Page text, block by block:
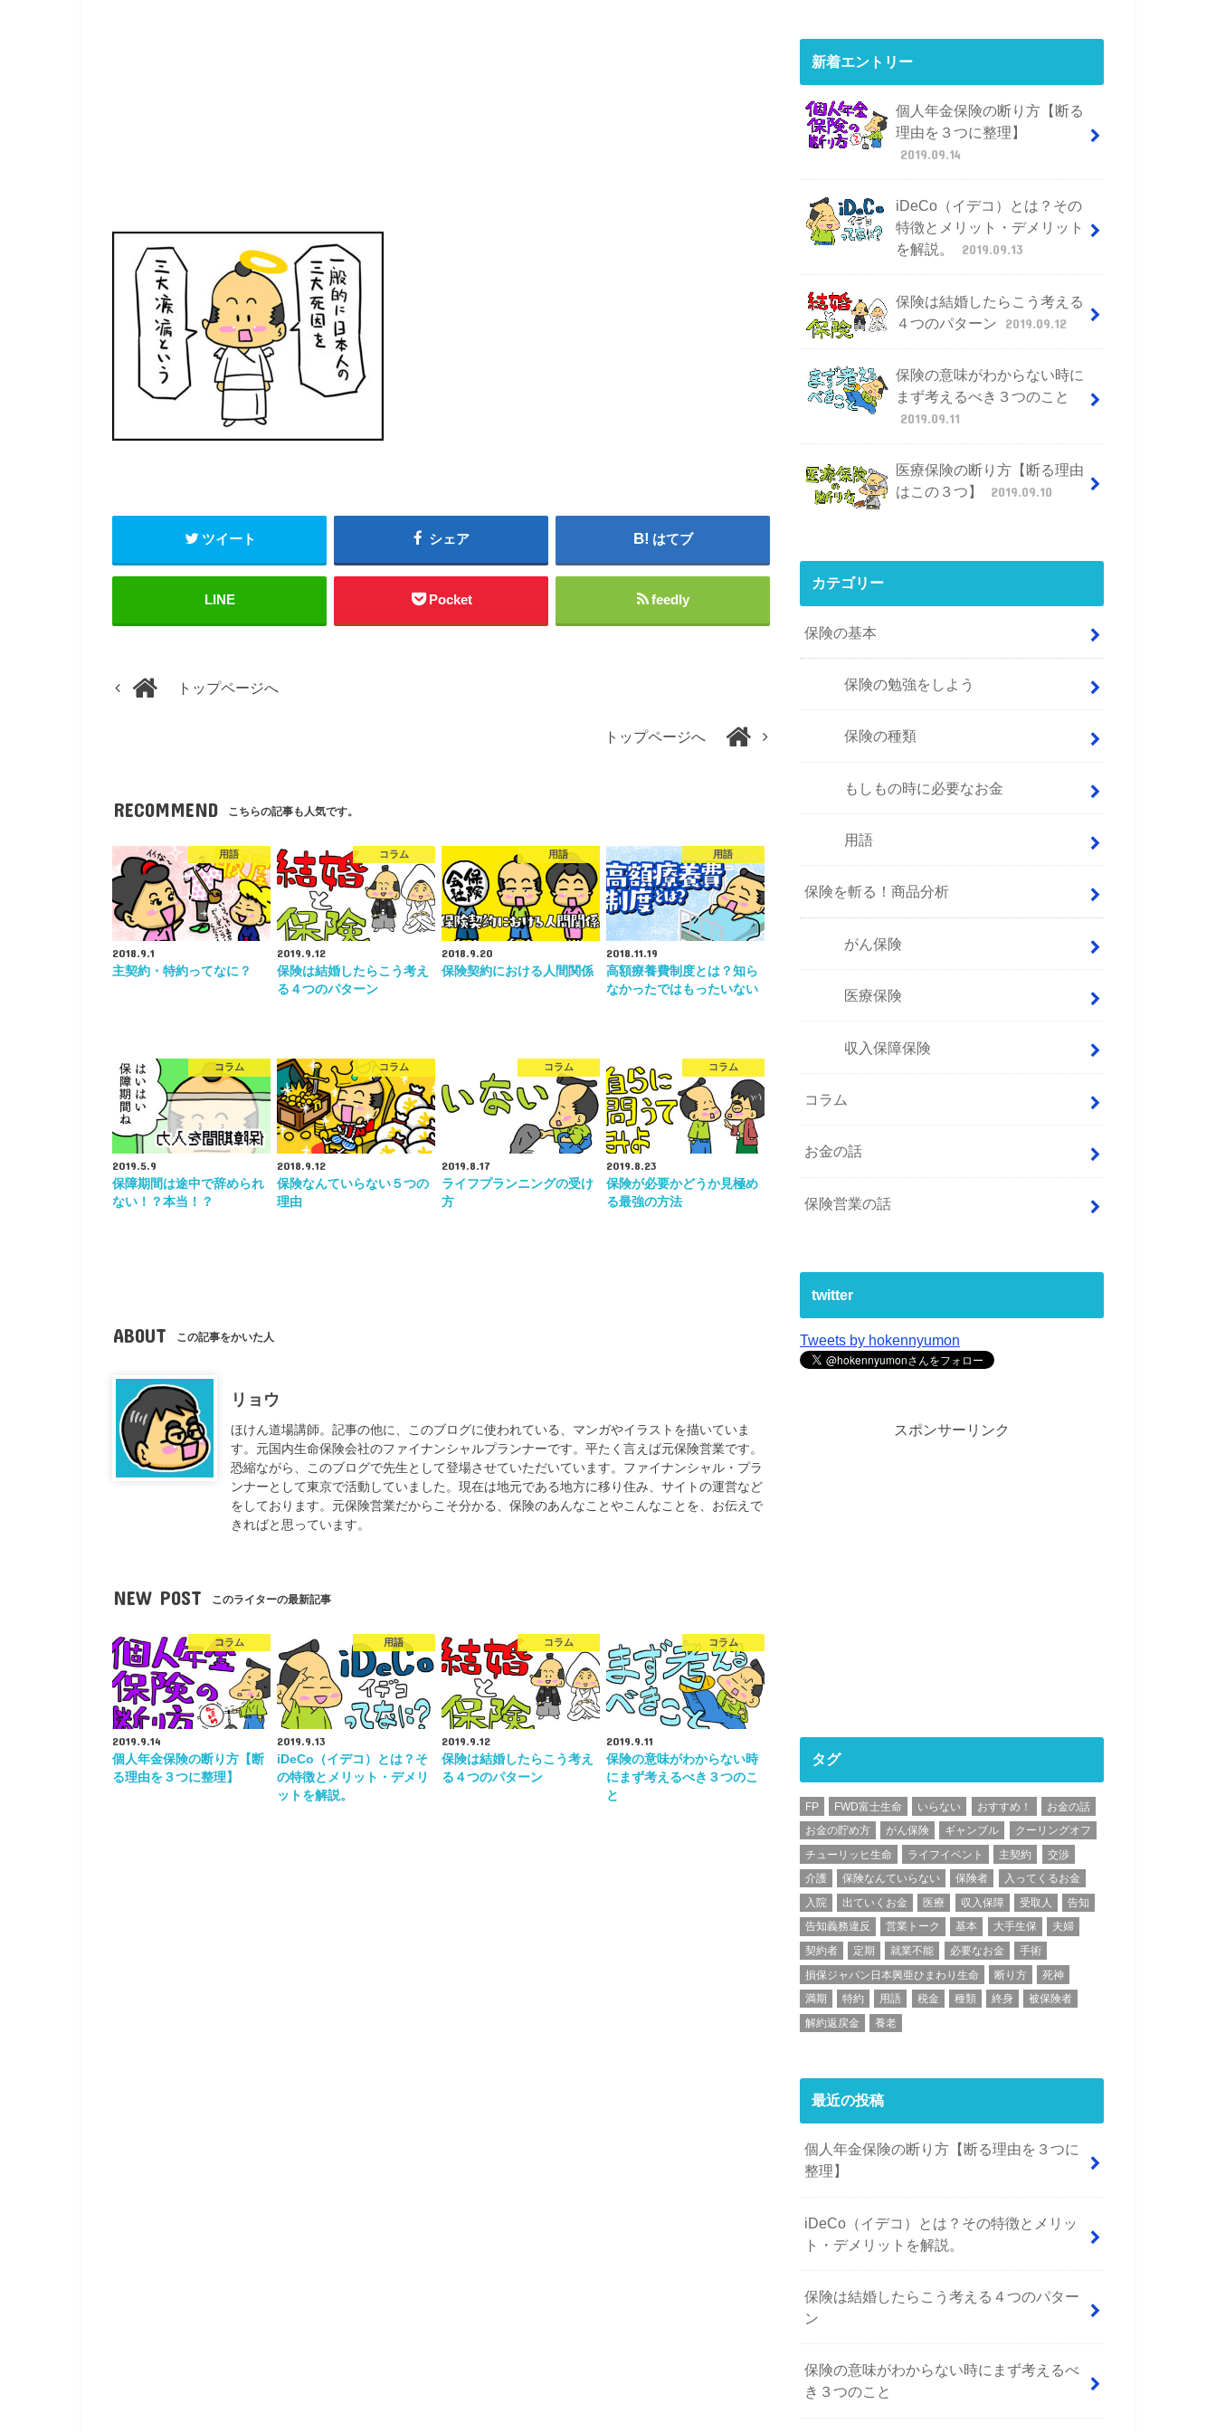
ツイート シェア はてブ
LINE Pocket feedly
トップページへ
トップページへ
RECOMMEND こちらの記事も人気です。
用語
2018.9.1
主契約・特約ってなに？
コラム
2019.9.12
保険は結婚したらこう考え
る４つのパターン
用語
2018.9.20
保険契約における人間関係
用語
2018.11.19
高額療養費制度とは？知ら
なかったではもったいない
コラム
2019.5.9
保障期間は途中で辞められ
ない！？本当！？
コラム
2018.9.12
保険なんていらない５つの
理由
コラム
2019.8.17
ライフプランニングの受け
方
コラム
2019.8.23
保険が必要かどうか見極め
る最強の方法
ABOUT この記事をかいた人
リョウ
ほけん道場講師。記事の他に、このブログに使われている、マンガやイラストを描いていま
す。元国内生命保険会社のファイナンシャルプランナーです。平たく言えば元保険営業です。
恐縮ながら、このブログで先生として登場させていただいています。ファイナンシャル・プラ
ンナーとして東京で活動していました。現在は地元である地方に移り住み、サイトの運営など
をしております。元保険営業だからこそ分かる、保険のあんなことやこんなことを、お伝えで
きればと思っています。
NEW POST このライターの最新記事
コラム
2019.9.14
個人年金保険の断り方【断
る理由を３つに整理】
用語
2019.9.13
iDeCo（イデコ）とは？そ
の特徴とメリット・デメリ
ットを解説。
コラム
2019.9.12
保険は結婚したらこう考え
る４つのパターン
コラム
2019.9.11
保険の意味がわからない時
にまず考えるべき３つのこ
と
新着エントリー
個人年金保険の断り方【断る
理由を３つに整理】
2019.09.14
iDeCo（イデコ）とは？その
特徴とメリット・デメリット
を解説。
2019.09.13
保険は結婚したらこう考える
４つのパターン
2019.09.12
保険の意味がわからない時に
まず考えるべき３つのこと
2019.09.11
医療保険の断り方【断る理由
はこの３つ】
2019.09.10
カテゴリー
保険の基本
保険の勉強をしよう
保険の種類
もしもの時に必要なお金
用語
保険を斬る！商品分析
がん保険
医療保険
収入保障保険
コラム
お金の話
保険営業の話
twitter
Tweets by hokennyumon
スポンサーリンク
タグ
FP FWD富士生命 いらない おすすめ！
お金の話
お金の貯め方
がん保険 ギャンブル
クーリングオフ
チューリッヒ生命
ライフイベント 主契約
交渉
介護
保険なんていらない 保険者
入ってくるお金
入院
出ていくお金 医療 収入保障 受取人
告知
告知義務違反
営業トーク 基本 大手生保
夫婦
契約者
定期 就業不能 必要なお金
手術
損保ジャパン日本興亜ひまわり生命
断り方
死神
満期
特約 用語 税金 種類 終身
被保険者
解約返戻金
養老
最近の投稿
個人年金保険の断り方【断る理由を３つに
整理】
iDeCo（イデコ）とは？その特徴とメリッ
ト・デメリットを解説。
保険は結婚したらこう考える４つのパター
ン
保険の意味がわからない時にまず考えるべ
き３つのこと